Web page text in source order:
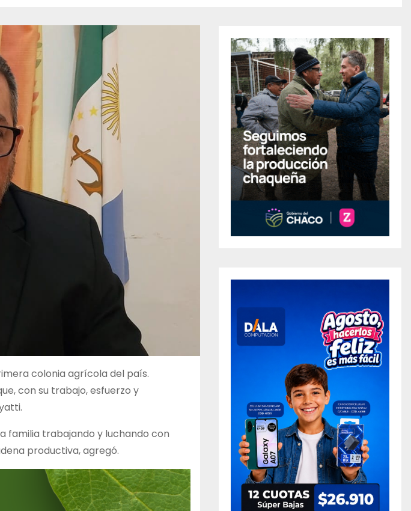
colonia agrícola del país.
con su trabajo, esfuerzo y
familia trabajando y luchando con
productiva, agregó.